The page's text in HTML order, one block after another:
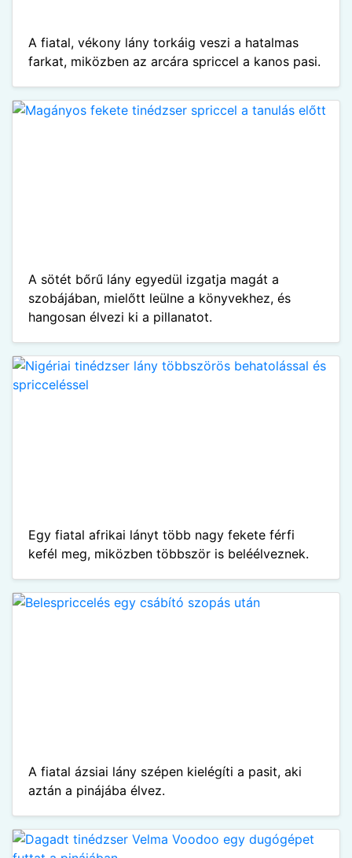
A fiatal, vékony lány torkáig veszi a hatalmas
farkat, miközben az arcára spriccel a kanos pasi.
A sötét bőrű lány egyedül izgatja magát a
szobájában, mielőtt leülne a könyvekhez, és
hangosan élvezi ki a pillanatot.
Egy fiatal afrikai lányt több nagy fekete férfi
kefél meg, miközben többször is beléélveznek.
A fiatal ázsiai lány szépen kielégíti a pasit, aki
aztán a pinájába élvez.